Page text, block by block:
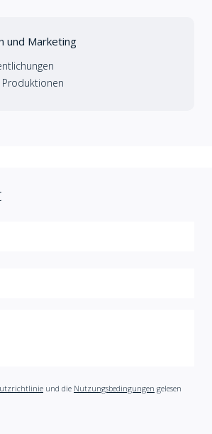
und Marketing
und die Nutzungsbedingungen gelesen